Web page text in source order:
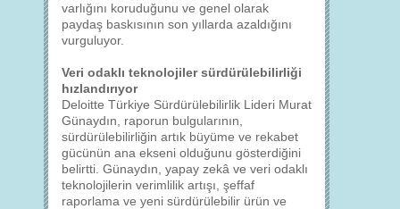
varlığını koruduğunu ve genel olarak
paydaş baskısının son yıllarda azaldığını
vurguluyor.
Veri odaklı teknolojiler sürdürülebilirliği
hızlandırıyor
Deloitte Türkiye Sürdürülebilirlik Lideri Murat
Günaydın, raporun bulgularının,
sürdürülebilirliğin artık büyüme ve rekabet
gücünün ana ekseni olduğunu gösterdiğini
belirtti. Günaydın, yapay zekâ ve veri odaklı
teknolojilerin verimlilik artışı, şeffaf
raporlama ve yeni sürdürülebilir ürün ve